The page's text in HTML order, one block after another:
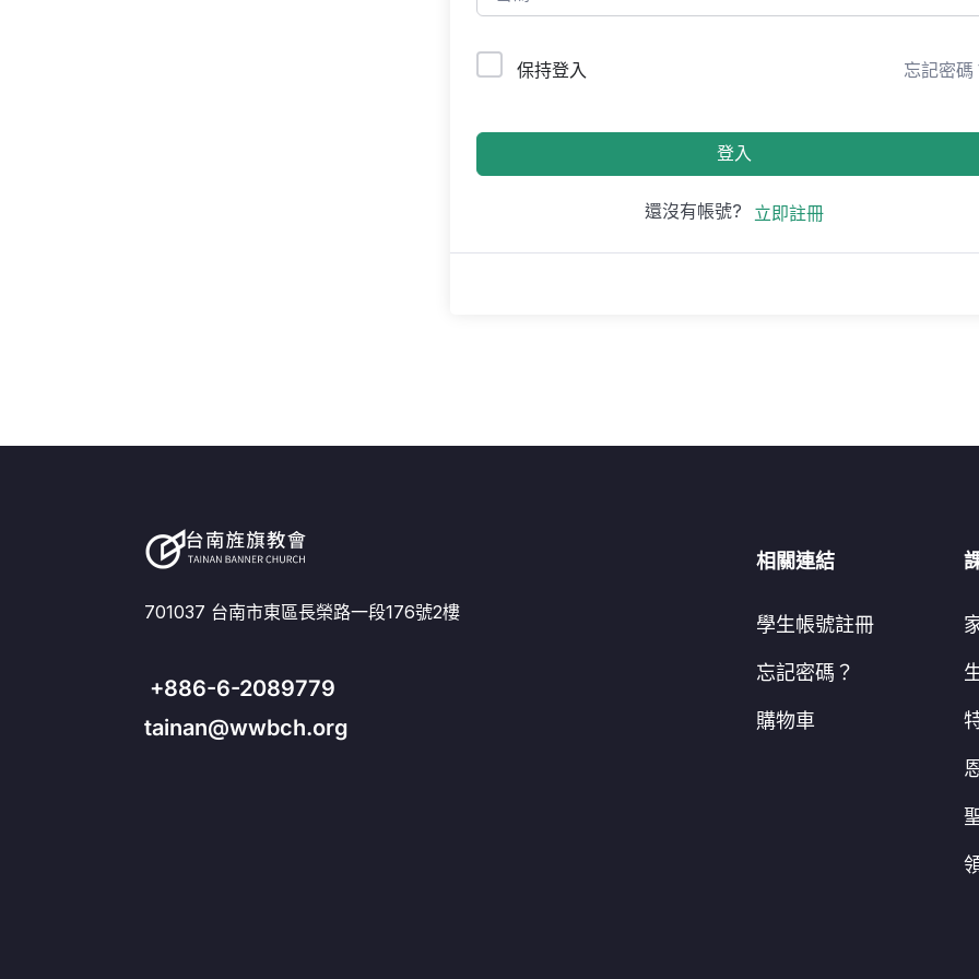
保持登入 忘記密碼
登入
還沒有帳號? 立即註冊
701037 台南市東區長榮路一段176號2樓
+886-6-2089779
tainan@wwbch.org
相關連結
學生帳號註冊
忘記密碼？
購物車